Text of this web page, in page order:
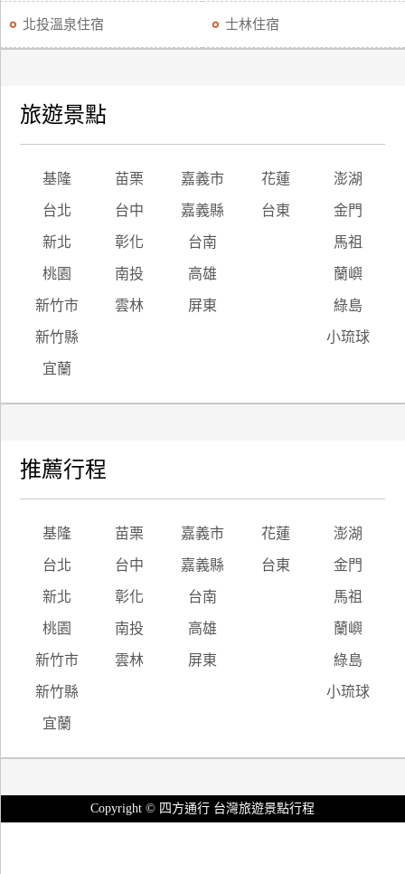
北投溫泉住宿 士林住宿
旅遊景點
基隆 苗栗 嘉義市 花蓮 澎湖
台北 台中 嘉義縣 台東 金門
新北 彰化 台南 馬祖
桃園 南投 高雄 蘭嶼
新竹市 雲林 屏東 綠島
新竹縣 小琉球
宜蘭
推薦行程
基隆 苗栗 嘉義市 花蓮 澎湖
台北 台中 嘉義縣 台東 金門
新北 彰化 台南 馬祖
桃園 南投 高雄 蘭嶼
新竹市 雲林 屏東 綠島
新竹縣 小琉球
宜蘭
Copyright © 四方通行 台灣旅遊景點行程